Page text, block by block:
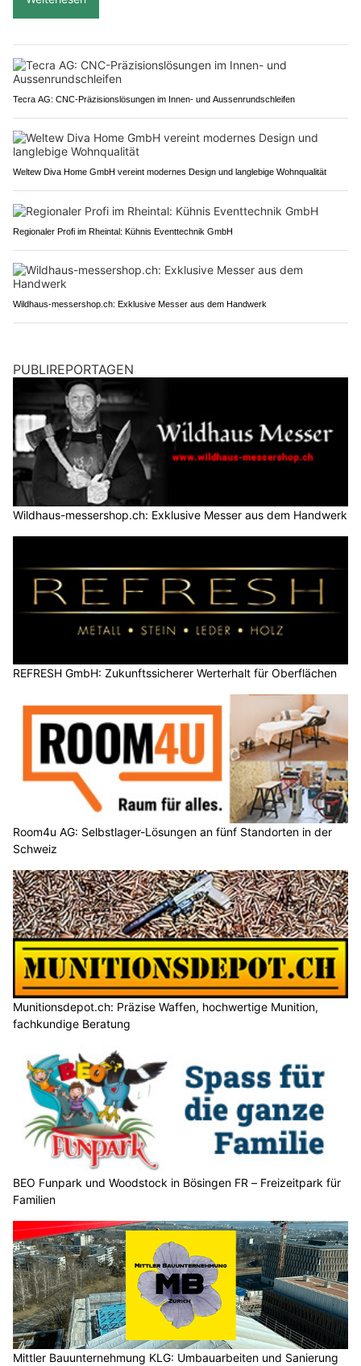
Tecra AG: CNC-Präzisionslösungen im Innen- und Aussenrundschleifen
Weltew Diva Home GmbH vereint modernes Design und langlebige Wohnqualität
Regionaler Profi im Rheintal: Kühnis Eventtechnik GmbH
Wildhaus-messershop.ch: Exklusive Messer aus dem Handwerk
PUBLIREPORTAGEN
Wildhaus-messershop.ch: Exklusive Messer aus dem Handwerk
REFRESH GmbH: Zukunftssicherer Werterhalt für Oberflächen
Room4u AG: Selbstlager-Lösungen an fünf Standorten in der
Schweiz
Munitionsdepot.ch: Präzise Waffen, hochwertige Munition,
fachkundige Beratung
BEO Funpark und Woodstock in Bösingen FR – Freizeitpark für
Familien
Mittler Bauunternehmung KLG: Umbauarbeiten und Sanierung